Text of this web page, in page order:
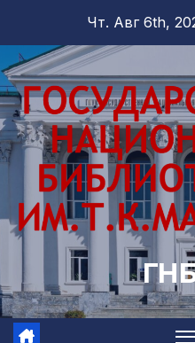
содержимому
Чт. Авг 6th,